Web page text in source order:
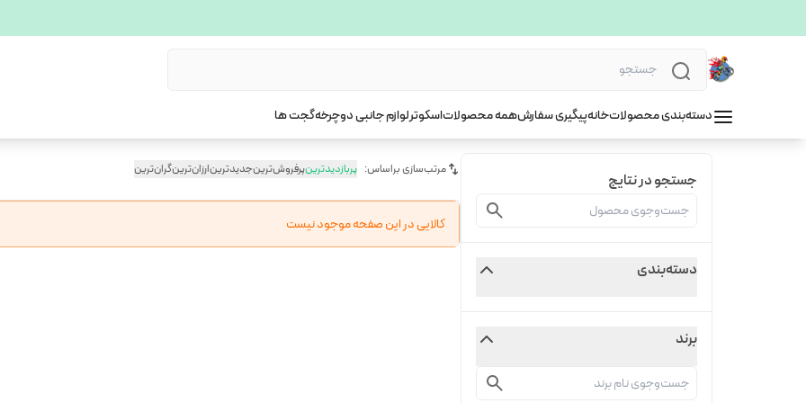
دسته‌بندی محصولاتخانهپیگیری سفارشهمه محصولاتاسکوترلوازم جانبی دوچرخهگجت ها
جستجو در نتایج
دسته‌بندی
برند
مرتب‌سازی براساس: پربازدیدترینپرفروش‌ترینجدیدترینارزان‌ترینگران‌ترین
کالایی در این صفحه موجود نیست